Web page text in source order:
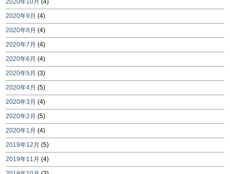
2020年10月 (4)
2020年9月 (4)
2020年8月 (4)
2020年7月 (4)
2020年6月 (4)
2020年5月 (3)
2020年4月 (5)
2020年3月 (4)
2020年2月 (5)
2020年1月 (4)
2019年12月 (5)
2019年11月 (4)